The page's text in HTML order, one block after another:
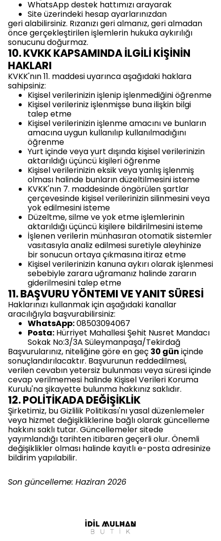
WhatsApp destek hattımızı arayarak
Site üzerindeki hesap ayarlarınızdan
geri alabilirsiniz. Rızanızı geri almanız, geri almadan
önce gerçekleştirilen işlemlerin hukuka aykırılığı
sonucunu doğurmaz.
10. KVKK KAPSAMINDA İLGİLİ KİŞİNİN
HAKLARI
KVKK'nın 11. maddesi uyarınca aşağıdaki haklara
sahipsiniz:
Kişisel verilerinizin işlenip işlenmediğini öğrenme
Kişisel verileriniz işlenmişse buna ilişkin bilgi
talep etme
Kişisel verilerinizin işlenme amacını ve bunların
amacına uygun kullanılıp kullanılmadığını
öğrenme
Yurt içinde veya yurt dışında kişisel verilerinizin
aktarıldığı üçüncü kişileri öğrenme
Kişisel verilerinizin eksik veya yanlış işlenmiş
olması halinde bunların düzeltilmesini isteme
KVKK'nın 7. maddesinde öngörülen şartlar
çerçevesinde kişisel verilerinizin silinmesini veya
yok edilmesini isteme
Düzeltme, silme ve yok etme işlemlerinin
aktarıldığı üçüncü kişilere bildirilmesini isteme
İşlenen verilerin münhasıran otomatik sistemler
vasıtasıyla analiz edilmesi suretiyle aleyhinize
bir sonucun ortaya çıkmasına itiraz etme
Kişisel verilerinizin kanuna aykırı olarak işlenmesi
sebebiyle zarara uğramanız halinde zararın
giderilmesini talep etme
11. BAŞVURU YÖNTEMI VE YANIT SÜRESİ
Haklarınızı kullanmak için aşağıdaki kanallar
aracılığıyla başvurabilirsiniz:
WhatsApp:08503094067
Posta: Hürriyet Mahallesi Şehit Nusret Mandacı
Sokak No:3/3A Süleymanpaşa/Tekirdağ
Başvurularınız, niteliğine göre en geç 30 gün içinde
sonuçlandırılacaktır. Başvurunun reddedilmesi,
verilen cevabın yetersiz bulunması veya süresi içinde
cevap verilmemesi halinde Kişisel Verileri Koruma
Kurulu'na şikayette bulunma hakkınız saklıdır.
12. POLİTİKADA DEĞİŞİKLİK
Şirketimiz, bu Gizlilik Politikası'nı yasal düzenlemeler
veya hizmet değişikliklerine bağlı olarak güncelleme
hakkını saklı tutar. Güncellemeler sitede
yayımlandığı tarihten itibaren geçerli olur. Önemli
değişiklikler olması halinde kayıtlı e-posta adresinize
bildirim yapılabilir.
Son güncelleme: Haziran 2026